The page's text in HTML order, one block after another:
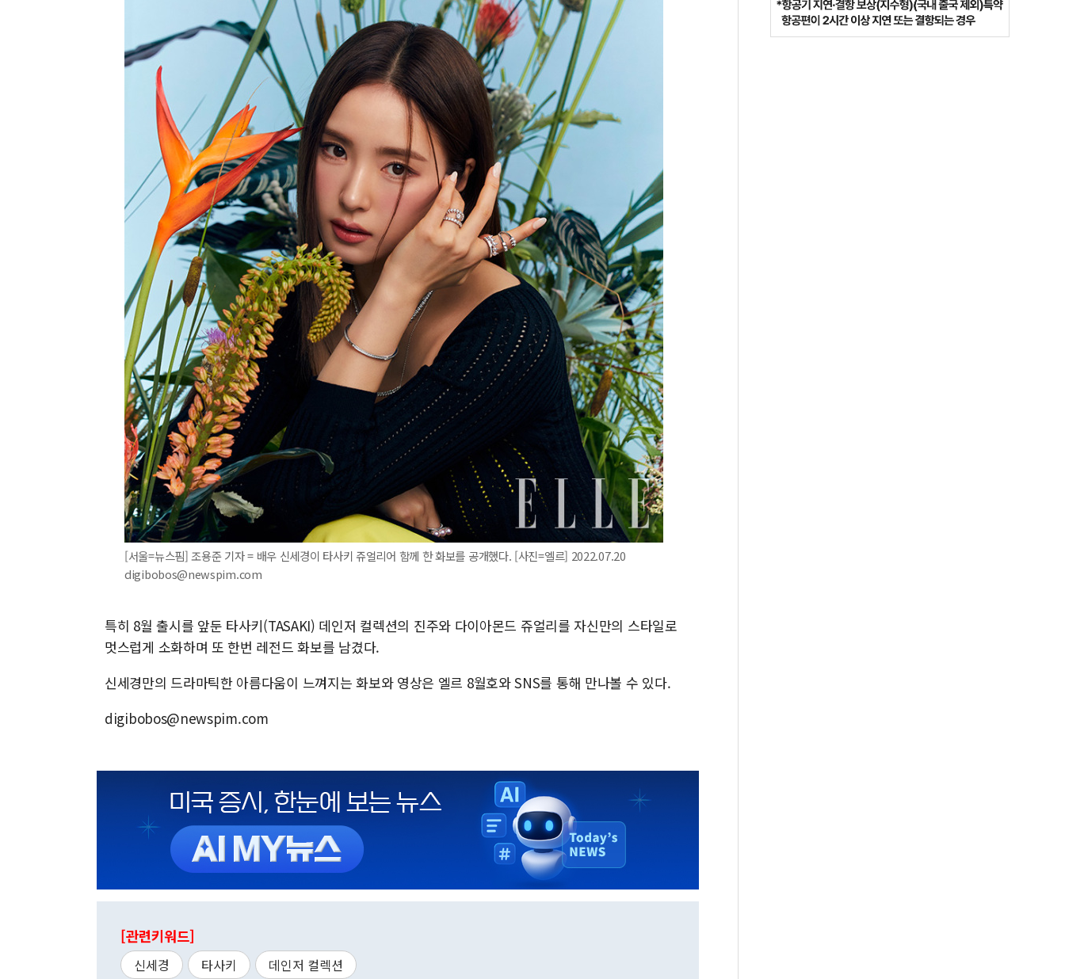
[서울=뉴스핌] 조용준 기자 = 배우 신세경이 타사키 쥬얼리어 함께 한 화보를 공개했다. [사진=엘르] 2022.07.20
digibobos@newspim.com
특히 8월 출시를 앞둔 타사키(TASAKI) 데인저 컬렉션의 진주와 다이아몬드 쥬얼리를 자신만의 스타일로
멋스럽게 소화하며 또 한번 레전드 화보를 남겼다.
신세경만의 드라마틱한 아름다움이 느껴지는 화보와 영상은 엘르 8월호와 SNS를 통해 만나볼 수 있다.
digibobos@newspim.com
[관련키워드]
신세경 타사키 데인저 컬렉션